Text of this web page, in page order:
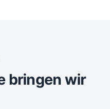
bringen wir